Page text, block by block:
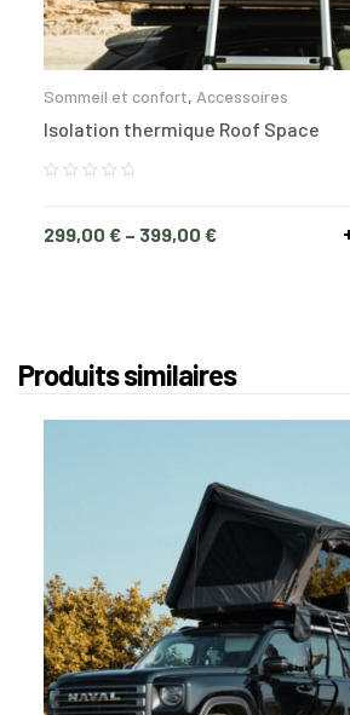
Sommeil et confort, Accessoires
Isolation thermique Roof Space
299,00 € – 399,00 €
Produits similaires